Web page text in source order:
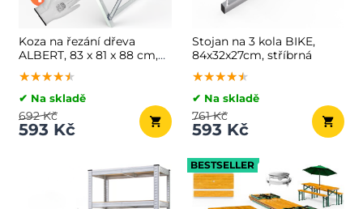
Koza na řezání dřeva
ALBERT, 83 x 81 x 88 cm,
stříbrná
★★★★★
★★★★★
★★★★★
✔ Na skladě
593 Kč
692 Kč
Stojan na 3 kola BIKE,
84x32x27cm, stříbrná
★★★★★
★★★★★
★★★★★
✔ Na skladě
593 Kč
761 Kč
BESTSELLER